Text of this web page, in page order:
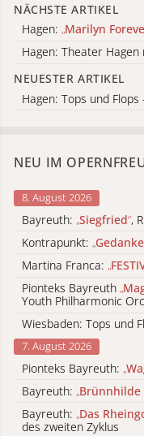
NÄCHSTE ARTIKEL
Hagen: „Marilyn
Hagen: Theater Hagen
NEUESTER ARTIKEL
Hagen: Tops und Flops
NEU IM
8. August 2026
Bayreuth: „Siegfried“,
Kontrapunkt: „
Martina Franca: „
Pionteks Bayreuth „
Youth Philharmonic
Wiesbaden: Tops und
7. August 2026
Pionteks Bayreuth: „
Bayreuth: „
Bayreuth: „Das
des zweiten Zyklus